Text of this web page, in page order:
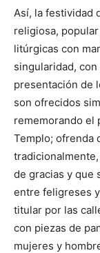
Así, la festividad
religiosa,
litúrgicas con
singularidad,
presentación de
son ofrecidos
rememorando el
Templo; ofrenda
de gracias y que
entre feligreses
titular por las
con piezas de
mujeres y